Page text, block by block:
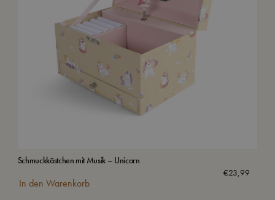
Schmuckkästchen mit Musik – Unicorn
€23,99
In den Warenkorb